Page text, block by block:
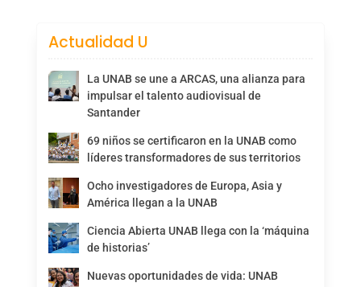
Actualidad U
La UNAB se une a ARCAS, una alianza para
impulsar el talento audiovisual de
Santander
69 niños se certificaron en la UNAB como
líderes transformadores de sus territorios
Ocho investigadores de Europa, Asia y
América llegan a la UNAB
Ciencia Abierta UNAB llega con la ‘máquina
de historias’
Nuevas oportunidades de vida: UNAB